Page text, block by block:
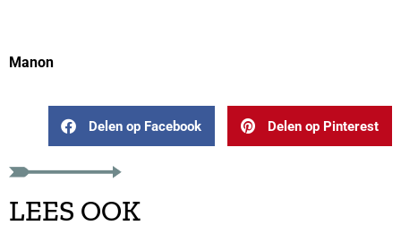
Manon
Delen op Facebook Delen op Pinterest
LEES OOK